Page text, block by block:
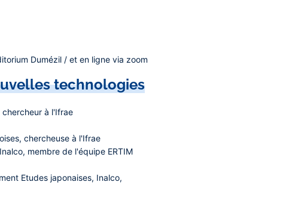
Dumézil / et en ligne via zoom
technologies
à l'Ifrae
chercheuse à l'Ifrae
membre de l'équipe ERTIM
Etudes japonaises, Inalco,